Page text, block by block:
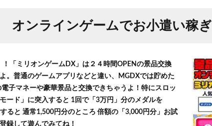
オンラインゲームでお小遣い稼ぎ
！「ミリオンゲームDX」は２４時間OPENの景品交換
。普通のゲームアプリなどと違い、MGDXでは貯めた
子マネーや豪華景品と交換できちゃうよ！特にスロッ
ード」に突入すると 1回で「3万円」分のメダルを
ると 通常1,500円分のところ 倍額の「3,000円分」お試
録して遊んでみてね！